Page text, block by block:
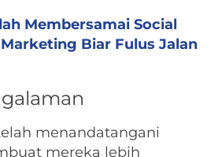
Membersamai Social
Biar Fulus Jalan
menandatangani
mereka lebih